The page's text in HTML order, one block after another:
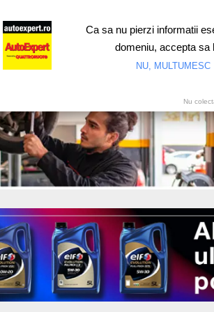
Test drive Motorsport
Ca sa nu pierzi informatii
domeniu, accepta sa
NU, MULTUMESC
Nu